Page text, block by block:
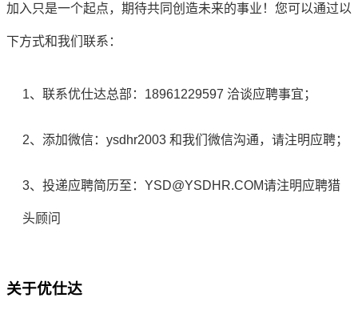
加入只是一个起点，期待共同创造未来的事业！您可以通过以
下方式和我们联系：
1、联系优仕达总部：18961229597 洽谈应聘事宜；
2、添加微信：ysdhr2003 和我们微信沟通，请注明应聘；
3、投递应聘简历至：YSD@YSDHR.COM请注明应聘猎
头顾问
关于优仕达